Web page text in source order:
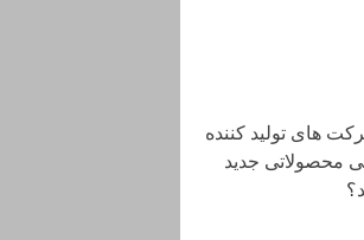
های جدید شرکت های تولید کننده
محصولاتی جدید